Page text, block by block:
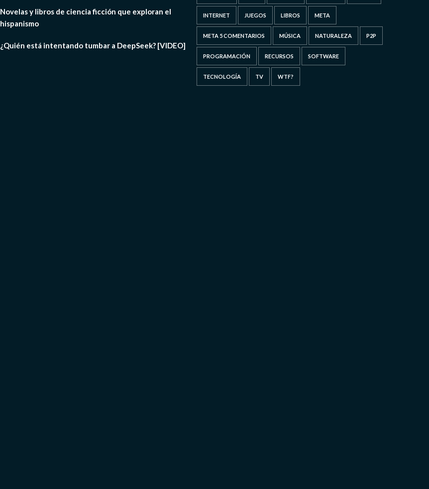
Novelas y libros de ciencia ficción que exploran el
hispanismo
¿Quién está intentando tumbar a DeepSeek? [VIDEO]
INTERNET JUEGOS LIBROS META
META 5 COMENTARIOS MÚSICA NATURALEZA P2P
PROGRAMACIÓN RECURSOS SOFTWARE
TECNOLOGÍA TV WTF?